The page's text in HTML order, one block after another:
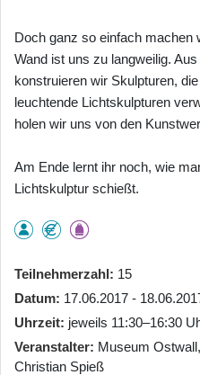
Doch ganz so einfach machen
Wand ist uns zu langweilig.
konstruieren wir Skulpturen,
leuchtende Lichtskulpturen
holen wir uns von den
Am Ende lernt ihr noch, wie
Lichtskulptur schießt.
Teilnehmerzahl
15
Datum 17.06.2017 -
Uhrzeit jeweils 11:30–16:30
Veranstalter Museum
Christian Spieß